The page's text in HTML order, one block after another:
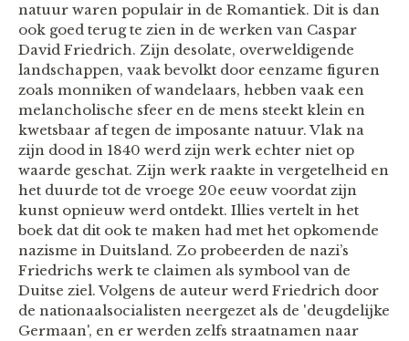
natuur waren populair in de Romantiek. Dit is dan
ook goed terug te zien in de werken van Caspar
David Friedrich. Zijn desolate, overweldigende
landschappen, vaak bevolkt door eenzame figuren
zoals monniken of wandelaars, hebben vaak een
melancholische sfeer en de mens steekt klein en
kwetsbaar af tegen de imposante natuur. Vlak na
zijn dood in 1840 werd zijn werk echter niet op
waarde geschat. Zijn werk raakte in vergetelheid en
het duurde tot de vroege 20e eeuw voordat zijn
kunst opnieuw werd ontdekt. Illies vertelt in het
boek dat dit ook te maken had met het opkomende
nazisme in Duitsland. Zo probeerden de nazi’s
Friedrichs werk te claimen als symbool van de
Duitse ziel. Volgens de auteur werd Friedrich door
de nationaalsocialisten neergezet als de 'deugdelijke
Germaan', en er werden zelfs straatnamen naar